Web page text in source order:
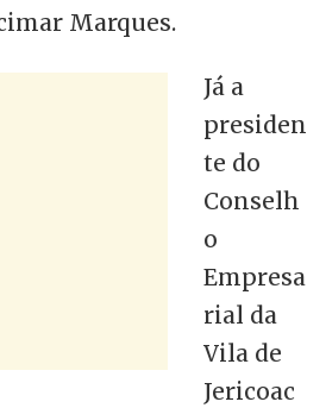
Marques.
Já a
presiden
te do
Conselh
o
Empresa
rial da
Vila de
Jericoac